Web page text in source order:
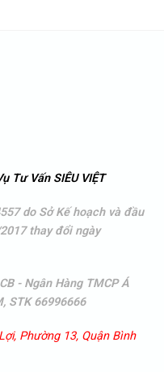
Tư Vấn SIÊU VIỆT
do Sở Kế hoạch và đầu
thay đổi ngày
- Ngân Hàng TMCP Á
STK 66996666
Phường 13, Quận Bình